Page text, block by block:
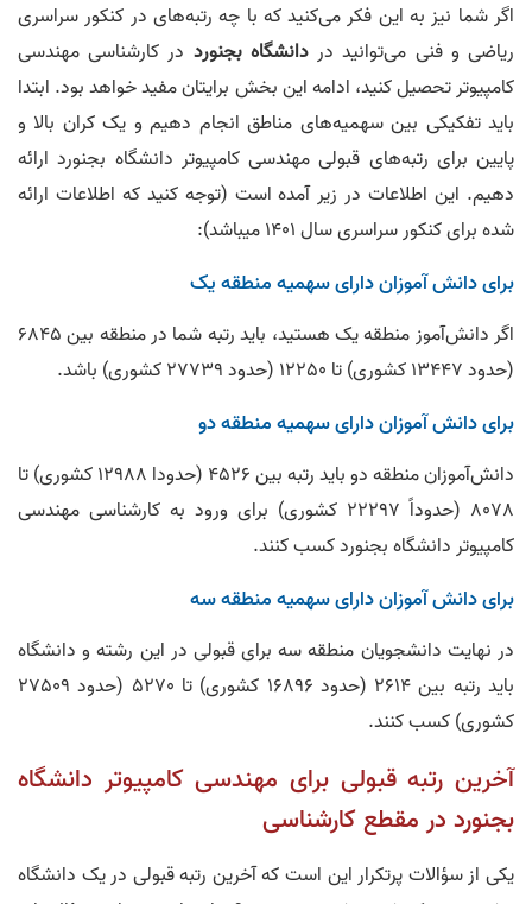
اگر شما نیز به این فکر می‌کنید که با چه رتبه‌های در کنکور سراسری
ریاضی و فنی می‌توانید دردانشگاه بجنورد در کارشناسی مهندسی
کامپیوتر تحصیل کنید، ادامه این بخش برایتان مفید خواهد بود. ابتدا
باید تفکیکی بین سهمیه‌های مناطق انجام دهیم و یک کران بالا و
پایین برای رتبه‌های قبولی مهندسی کامپیوتر دانشگاه بجنورد ارائه
دهیم. این اطلاعات در زیر آمده است (توجه کنید که اطلاعات ارائه
شده برای کنکور سراسری سال 1401 میباشد):
برای دانش‌ آموزان دارای سهمیه منطقه یک
اگر دانش‌آموز منطقه یک هستید، باید رتبه شما در منطقه بین 6845
(حدود 13447 کشوری) تا 12250 (حدود 27739 کشوری) باشد.
برای دانش‌ آموزان دارای سهمیه منطقه دو
دانش‌‌آموزان منطقه دو باید رتبه بین 4526 (حدودا 12988 کشوری) تا
8078 (حدوداً 22297 کشوری) برای ورود به کارشناسی مهندسی
کامپیوتر دانشگاه بجنورد کسب کنند.
برای دانش‌ آموزان دارای سهمیه منطقه سه
در نهایت دانشجویان منطقه سه برای قبولی در این رشته و دانشگاه
باید رتبه بین 2614 (حدود 16896 کشوری) تا 5270 (حدود 27509
کشوری) کسب کنند.
آخرین رتبه قبولی برای مهندسی کامپیوتر دانشگاه
بجنورد در مقطع کارشناسی
یکی از سؤالات پرتکرار این است که آخرین رتبه قبولی در یک دانشگاه